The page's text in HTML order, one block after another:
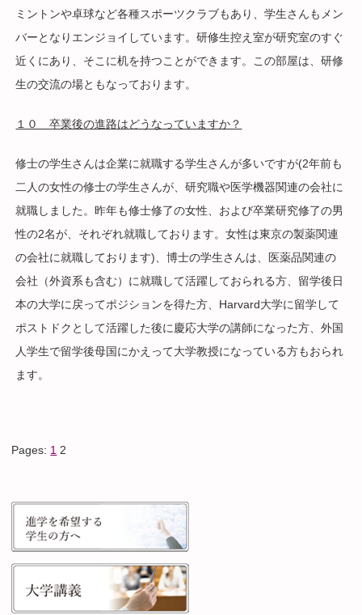
ミントンや卓球など各種スポーツクラブもあり、学生さんもメン
バーとなりエンジョイしています。研修生控え室が研究室のすぐ
近くにあり、そこに机を持つことができます。この部屋は、研修
生の交流の場ともなっております。
１０ 卒業後の進路はどうなっていますか？
修士の学生さんは企業に就職する学生さんが多いですが(2年前も
二人の女性の修士の学生さんが、研究職や医学機器関連の会社に
就職しました。昨年も修士修了の女性、および卒業研究修了の男
性の2名が、それぞれ就職しております。女性は東京の製薬関連
の会社に就職しております)、博士の学生さんは、医薬品関連の
会社（外資系も含む）に就職して活躍しておられる方、留学後日
本の大学に戻ってポジションを得た方、Harvard大学に留学して
ポストドクとして活躍した後に慶応大学の講師になった方、外国
人学生で留学後母国にかえって大学教授になっている方もおられ
ます。
Pages: 1 2